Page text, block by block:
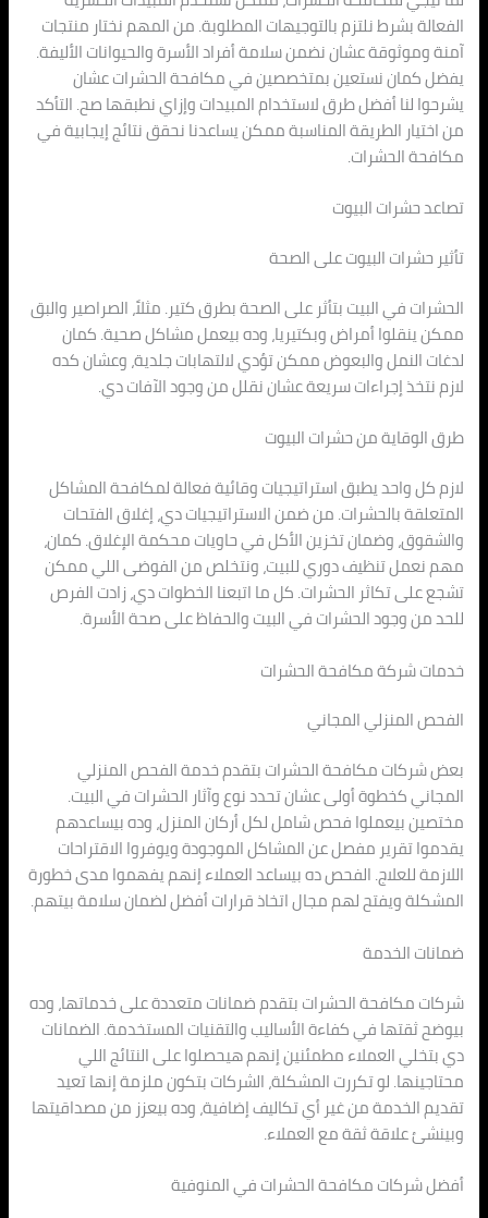
الفعالة بشرط نلتزم بالتوجيهات المطلوبة. من المهم نختار منتجات
آمنة وموثوقة عشان نضمن سلامة أفراد الأسرة والحيوانات الأليفة.
يفضل كمان نستعين بمتخصصين في مكافحة الحشرات عشان
يشرحوا لنا أفضل طرق لاستخدام المبيدات وإزاي نطبقها صح. التأكد
من اختيار الطريقة المناسبة ممكن يساعدنا نحقق نتائج إيجابية في
مكافحة الحشرات.
تصاعد حشرات البيوت
تأثير حشرات البيوت على الصحة
الحشرات في البيت بتأثر على الصحة بطرق كتير. مثلاً، الصراصير والبق
ممكن ينقلوا أمراض وبكتيريا، وده بيعمل مشاكل صحية. كمان
لدغات النمل والبعوض ممكن تؤدي لالتهابات جلدية، وعشان كده
لازم نتخذ إجراءات سريعة عشان نقلل من وجود الآفات دي.
طرق الوقاية من حشرات البيوت
لازم كل واحد يطبق استراتيجيات وقائية فعالة لمكافحة المشاكل
المتعلقة بالحشرات. من ضمن الاستراتيجيات دي، إغلاق الفتحات
والشقوق، وضمان تخزين الأكل في حاويات محكمة الإغلاق. كمان،
مهم نعمل تنظيف دوري للبيت، ونتخلص من الفوضى اللي ممكن
تشجع على تكاثر الحشرات. كل ما اتبعنا الخطوات دي، زادت الفرص
للحد من وجود الحشرات في البيت والحفاظ على صحة الأسرة.
خدمات شركة مكافحة الحشرات
الفحص المنزلي المجاني
بعض شركات مكافحة الحشرات بتقدم خدمة الفحص المنزلي
المجاني كخطوة أولى عشان تحدد نوع وآثار الحشرات في البيت.
مختصين بيعملوا فحص شامل لكل أركان المنزل، وده بيساعدهم
يقدموا تقرير مفصل عن المشاكل الموجودة ويوفروا الاقتراحات
اللازمة للعلاج. الفحص ده بيساعد العملاء إنهم يفهموا مدى خطورة
المشكلة ويفتح لهم مجال اتخاذ قرارات أفضل لضمان سلامة بيتهم.
ضمانات الخدمة
شركات مكافحة الحشرات بتقدم ضمانات متعددة على خدماتها، وده
بيوضح ثقتها في كفاءة الأساليب والتقنيات المستخدمة. الضمانات
دي بتخلي العملاء مطمئنين إنهم هيحصلوا على النتائج اللي
محتاجينها. لو تكررت المشكلة، الشركات بتكون ملزمة إنها تعيد
تقديم الخدمة من غير أي تكاليف إضافية، وده بيعزز من مصداقيتها
وبينشئ علاقة ثقة مع العملاء.
أفضل شركات مكافحة الحشرات في المنوفية